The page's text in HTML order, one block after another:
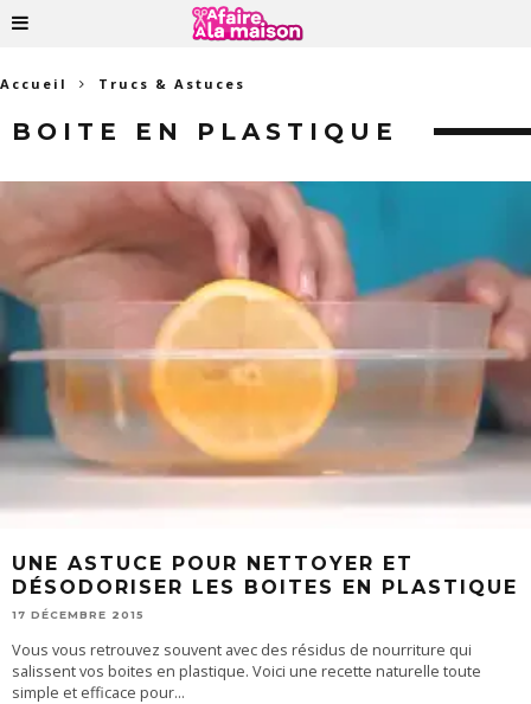
Accueil Trucs & Astuces
BOITE EN PLASTIQUE
UNE ASTUCE POUR NETTOYER ET
DÉSODORISER LES BOITES EN PLASTIQUE
17 DÉCEMBRE 2015
Vous vous retrouvez souvent avec des résidus de nourriture qui
salissent vos boites en plastique. Voici une recette naturelle toute
simple et efficace pour...